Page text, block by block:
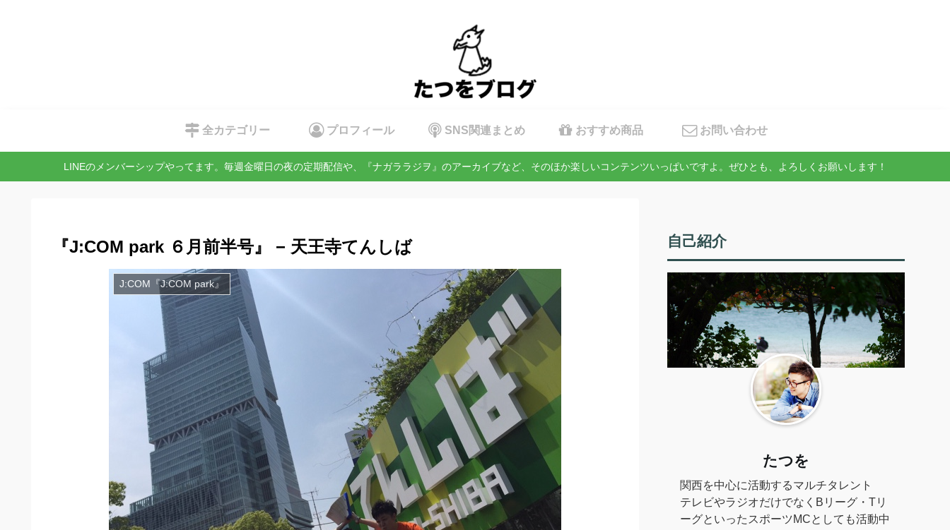
全カテゴリー プロフィール SNS関連まとめ おすすめ商品 お問い合わせ
LINEのメンバーシップやってます。毎週金曜日の夜の定期配信や、『ナガララジヲ』のアーカイブなど、そのほか楽しいコンテンツいっぱいですよ。ぜひとも、よろしくお願いします！
『J:COM park ６月前半号』 − 天王寺てんしば
J:COM『J:COM park』
自己紹介
たつを
関西を中心に活動するマルチタレント
テレビやラジオだけでなくBリーグ・Tリ
ーグといったスポーツMCとしても活動中